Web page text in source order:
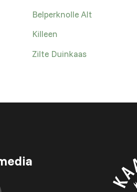
Belperknolle Alt
Killeen
Zilte Duinkaas